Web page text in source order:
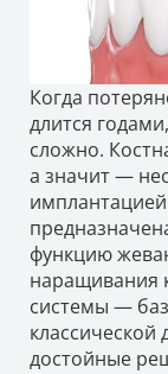
Когда
длится
сложно.
а значит —
функцию
наращивания
системы —
классической
достойные